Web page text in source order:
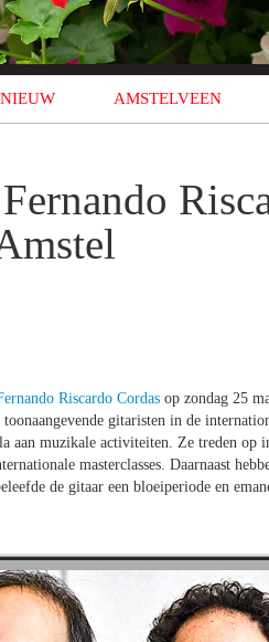
NIEUW AMSTELVEEN
Riscardo Cordas op zondag 25
gitaristen in de
aan muzikale activiteiten. Ze treden op
masterclasses. Daarnaast
de gitaar een bloeiperiode en